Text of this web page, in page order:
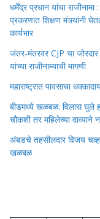
धर्मेंद्र प्रधान यांचा
प्रकरणात शिक्षण मंत्र्यांनी
कार्यभार
जंतर-मंतरवर CJP चा
यांच्या राजीनाम्याची मागणी
महाराष्ट्रात पावसाचा
बीडमध्ये खळबळ: विलास घुले
चौकशी तर महिलेच्या दाव्याने
अंबडचे तहसीलदार विजय
खळबळ